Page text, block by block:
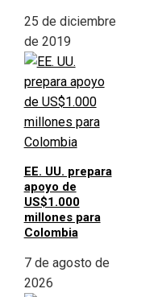
25 de diciembre
de 2019
EE. UU. prepara
apoyo de
US$1.000
millones para
Colombia
7 de agosto de
2026